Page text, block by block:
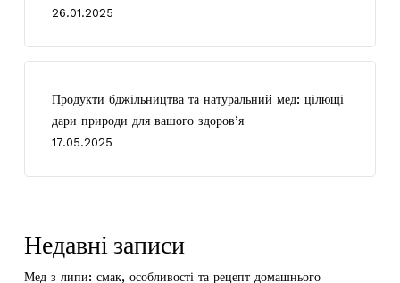
26.01.2025
Продукти бджільництва та натуральний мед: цілющі
дари природи для вашого здоров’я
17.05.2025
Недавні записи
Мед з липи: смак, особливості та рецепт домашнього